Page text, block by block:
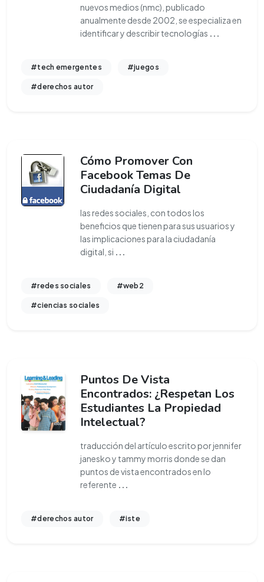
nuevos medios (nmc), publicado
anualmente desde 2002, se especializa en
identificar y describir tecnologías ...
#tech emergentes #juegos
#derechos autor
Cómo Promover Con
Facebook Temas De
Ciudadanía Digital
las redes sociales, con todos los
beneficios que tienen para sus usuarios y
las implicaciones para la ciudadanía
digital, si ...
#redes sociales #web2
#ciencias sociales
Puntos De Vista
Encontrados: ¿Respetan Los
Estudiantes La Propiedad
Intelectual?
traducción del artículo escrito por jennifer
janesko y tammy morris donde se dan
puntos de vista encontrados en lo
referente ...
#derechos autor #iste